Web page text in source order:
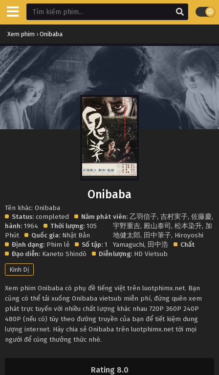
Xem phim › Onibaba
Rating 8.0
Onibaba
Tên khác: Onibaba
Status: completed
Năm phát
hành: 1964 Thời lượng: 105
Phút
Quốc gia: Nhật Bản
Định dạng: Phim lẻ Số tập: 1
Đạo diễn: Kaneto Shindō Diễn
viên: 乙羽信子,吉村実子,佐藤慶,
宇野重吉, 殿山泰司 ,松本染升, 加
地健太郎, 田中筆子, Hiroyoshi
Yamaguchi, 田中浩
Chất
lượng: HD Vietsub
Kinh Dị
Xem phim Onibaba có phụ đề tiếng việt trên luotphimx.net. Bạn
cũng có thể tải xuống Onibaba vietsub miễn phí, đừng quên xem
phát trực tuyến với nhiều chất lượng khác nhau 720P 360P 240P
480P (nếu có) tùy theo đường truyền của bạn để tiết kiệm dung
lượng internet. Hãy chia sẻ Onibaba trên luotphimx.net tới mọi
người để cùng thưởng thức nhé.